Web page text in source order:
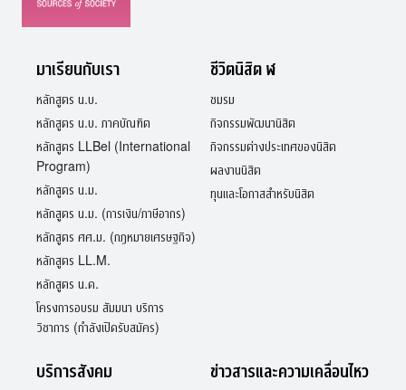
มาเรียนกับเรา
หลักสูตร น.บ.
หลักสูตร น.บ. ภาคบัณฑิต
หลักสูตร LLBel (International
Program)
หลักสูตร น.ม.
หลักสูตร น.ม. (การเงิน/ภาษีอากร)
หลักสูตร ศศ.ม. (กฎหมายเศรษฐกิจ)
หลักสูตร LL.M.
หลักสูตร น.ด.
โครงการอบรม สัมมนา บริการ
วิชาการ (กำลังเปิดรับสมัคร)
ชีวิตนิสิต ฬ
ชมรม
กิจกรรมพัฒนานิสิต
กิจกรรมต่างประเทศของนิสิต
ผลงานนิสิต
ทุนและโอกาสสำหรับนิสิต
บริการสังคม ข่าวสารและความเคลื่อนไหว